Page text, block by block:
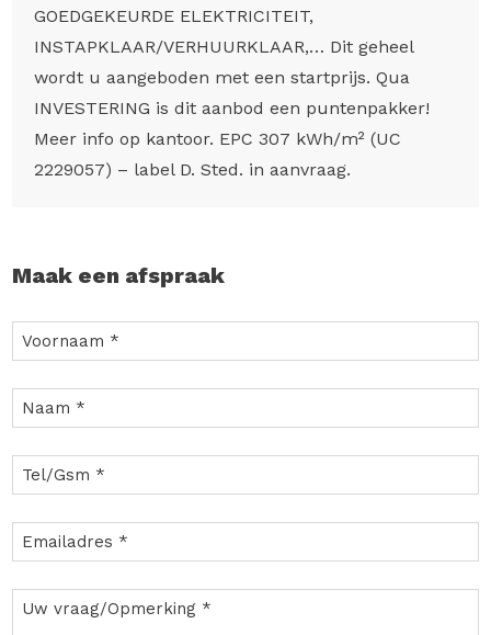
GOEDGEKEURDE ELEKTRICITEIT,
INSTAPKLAAR/VERHUURKLAAR,… Dit geheel
wordt u aangeboden met een startprijs. Qua
INVESTERING is dit aanbod een puntenpakker!
Meer info op kantoor. EPC 307 kWh/m² (UC
2229057) – label D. Sted. in aanvraag.
Maak een afspraak